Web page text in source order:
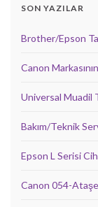
SON YAZILAR
Brother/Epson
Canon
Universal Muadil
Bakım/Teknik
Epson L Serisi
Canon 054-